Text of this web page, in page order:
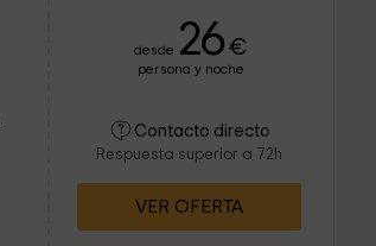
desde 26 €
persona y noche
Contacto directo
Respuesta superior a 72h
VER OFERTA